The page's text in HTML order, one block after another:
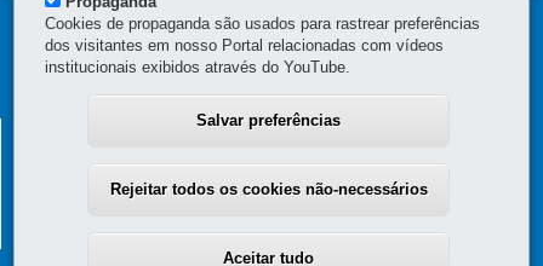
Navegação
principal
SUPERINTENDÊNCIA GERAL DE
Rua Jacy Loureiro de Campos, s/n - 4º Andar - Ala C - Centro Cívico
(41) 3313-6273
Cookies de propaganda são usados para rastrear preferências
dos visitantes em nosso Portal relacionadas com vídeos
institucionais exibidos através do YouTube.
Salvar preferências
Rejeitar todos os cookies não-necessários
Aceitar tudo